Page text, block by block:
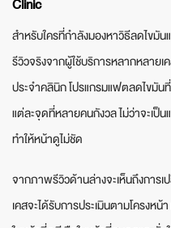
Clinic
สำหรับใครที่กำลังมองหาวิธีลดไขมัน
รีวิวจริงจากผู้ใช้บริการหลากหลายเ
ประจำคลินิก โปรแกรมแฟตลดไขมัน
แต่ละจุดที่หลายคนกังวล ไม่ว่าจะเป็น
ทำให้หน้าดูไม่ชัด
จากภาพรีวิวด้านล่างจะเห็นถึงการเ
เคสจะได้รับการประเมินตามโครงหน้